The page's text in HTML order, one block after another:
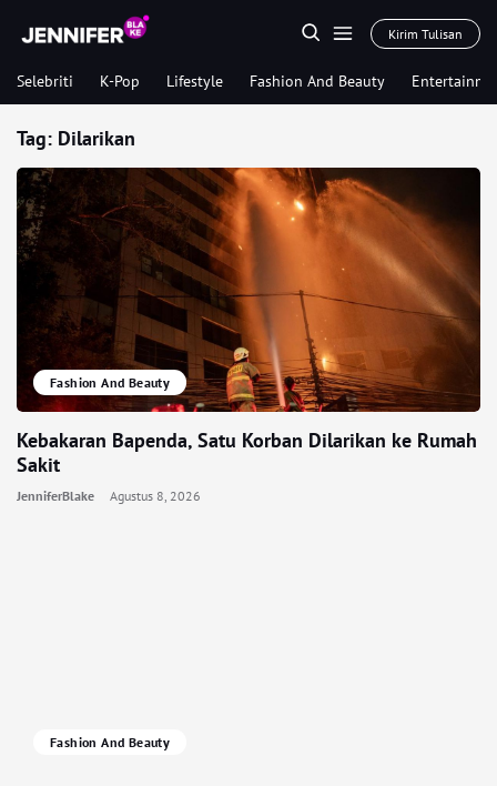
Kirim Tulisan
Selebriti K-Pop Lifestyle Fashion And Beauty
Tag: Dilarikan
Fashion And Beauty
Kebakaran Bapenda, Satu Korban Dilarikan ke Rumah
Sakit
JenniferBlake Agustus 8, 2026
Fashion And Beauty